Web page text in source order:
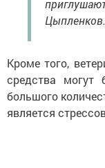
Цыпленков.
Кроме того,
средства
большого
является